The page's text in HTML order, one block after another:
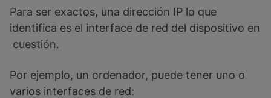
Para ser exactos, una dirección IP lo que
identifica es el interface de red del dispositivo en
cuestión.
Por ejemplo, un ordenador, puede tener uno o
varios interfaces de red: